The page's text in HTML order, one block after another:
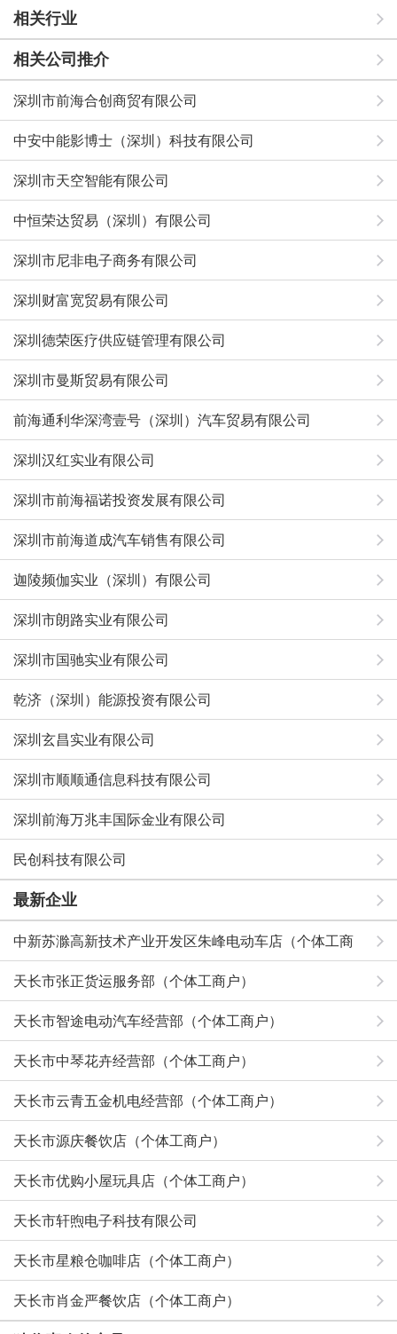
相关行业
相关公司推介
深圳市前海合创商贸有限公司
中安中能影博士（深圳）科技有限公司
深圳市天空智能有限公司
中恒荣达贸易（深圳）有限公司
深圳市尼非电子商务有限公司
深圳财富宽贸易有限公司
深圳德荣医疗供应链管理有限公司
深圳市曼斯贸易有限公司
前海通利华深湾壹号（深圳）汽车贸易有限公司
深圳汉红实业有限公司
深圳市前海福诺投资发展有限公司
深圳市前海道成汽车销售有限公司
迦陵频伽实业（深圳）有限公司
深圳市朗路实业有限公司
深圳市国驰实业有限公司
乾济（深圳）能源投资有限公司
深圳玄昌实业有限公司
深圳市顺顺通信息科技有限公司
深圳前海万兆丰国际金业有限公司
民创科技有限公司
最新企业
中新苏滁高新技术产业开发区朱峰电动车店（个体工商
户）
天长市张正货运服务部（个体工商户）
天长市智途电动汽车经营部（个体工商户）
天长市中琴花卉经营部（个体工商户）
天长市云青五金机电经营部（个体工商户）
天长市源庆餐饮店（个体工商户）
天长市优购小屋玩具店（个体工商户）
天长市轩煦电子科技有限公司
天长市星粮仓咖啡店（个体工商户）
天长市肖金严餐饮店（个体工商户）